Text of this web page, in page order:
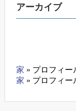
アーカイブ
家 » プロフィー
家 » プロフィー